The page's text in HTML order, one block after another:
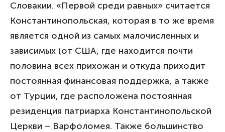
Словакии. «Первой среди равных» считается
Константинопольская, которая в то же время
является одной из самых малочисленных и
зависимых (от США, где находится почти
половина всех прихожан и откуда приходит
постоянная финансовая поддержка, а также
от Турции, где расположена постоянная
резиденция патриарха Константинопольской
Церкви – Варфоломея. Также большинство